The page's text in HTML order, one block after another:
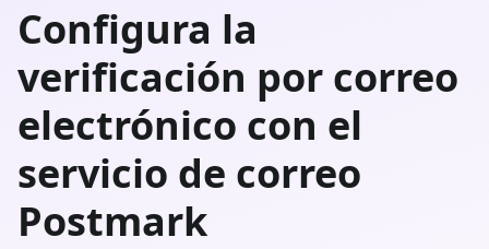
Configura la
verificación por correo
electrónico con el
servicio de correo
Postmark